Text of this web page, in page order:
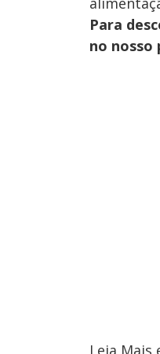
Para
no nosso
Leia Mais